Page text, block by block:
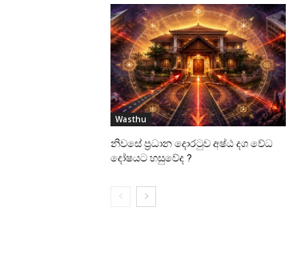
Wasthu
නිවසේ ප්‍රධාන දොරටුව අෂ්ඨ දශ වේධ
දෝෂයට හසුවේද ?